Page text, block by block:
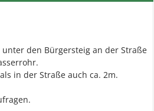
den Bürgersteig an der Straße
in der Straße auch ca. 2m.